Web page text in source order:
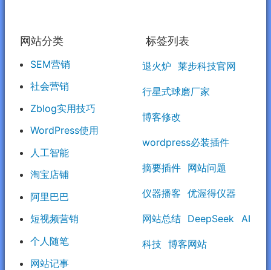
网站分类
SEM营销
社会营销
Zblog实用技巧
WordPress使用
人工智能
淘宝店铺
阿里巴巴
短视频营销
个人随笔
网站记事
标签列表
退火炉 莱步科技官网
行星式球磨厂家
博客修改
wordpress必装插件
摘要插件 网站问题
仪器播客 优渥得仪器
网站总结 DeepSeek AI
科技 博客网站